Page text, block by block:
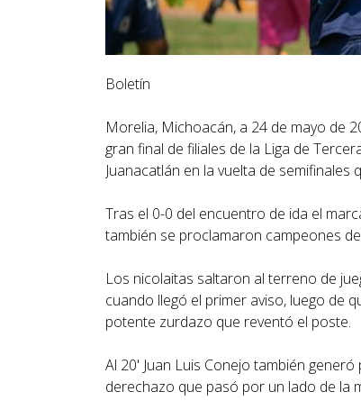
Boletín
Morelia, Michoacán, a 24 de mayo de
gran final de filiales de la Liga de
Juanacatlán en la vuelta de
Tras el 0-0 del encuentro de ida el
también se proclamaron campeones
Los nicolaitas saltaron al terreno de
cuando llegó el primer aviso, luego de
potente zurdazo que reventó el poste.
Al 20' Juan Luis Conejo también
derechazo que pasó por un lado de la